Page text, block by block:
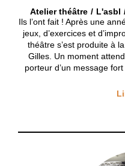
Atelier théâtre L'asbl
Ils l’ont fait ! Après une
jeux, d’exercices et
théâtre s’est produite à
Gilles. Un moment
porteur d’un message